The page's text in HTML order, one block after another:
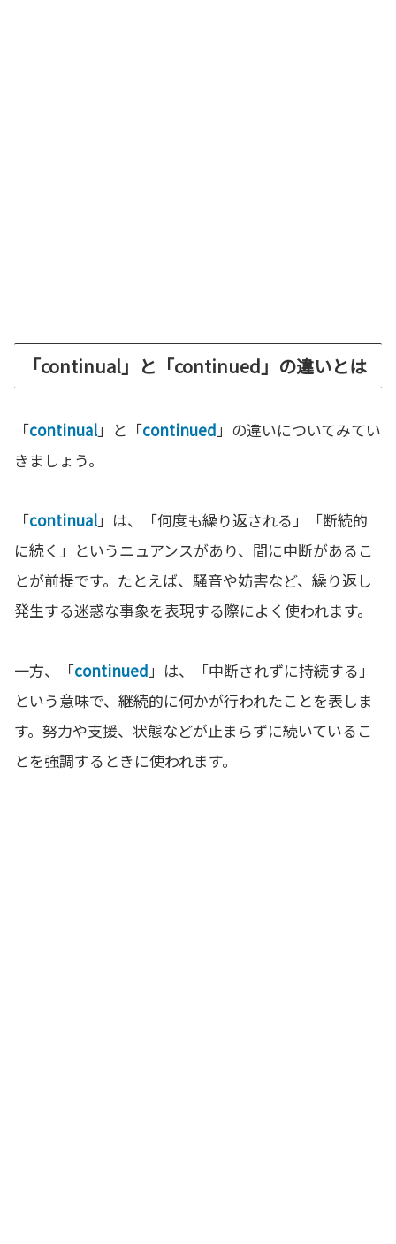
「continual」と「continued」の違いとは
「continual」と「continued」の違いについてみてい
きましょう。
「continual」は、「何度も繰り返される」「断続的
に続く」というニュアンスがあり、間に中断があるこ
とが前提です。たとえば、騒音や妨害など、繰り返し
発生する迷惑な事象を表現する際によく使われます。
一方、「continued」は、「中断されずに持続する」
という意味で、継続的に何かが行われたことを表しま
す。努力や支援、状態などが止まらずに続いているこ
とを強調するときに使われます。